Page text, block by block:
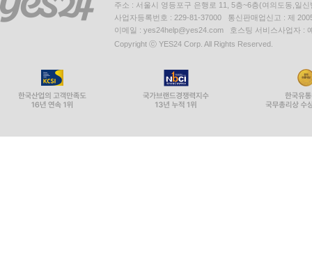
주소 : 서울시 영등포구 은행로 11, 5층~6층(여의도동,일신
사업자등록번호 : 229-81-37000 통신판매업신고 : 제
이메일 : yes24help@yes24.com 호스팅 서비스사업자 :
Copyright ⓒ YES24 Corp. All Rights Reserved.